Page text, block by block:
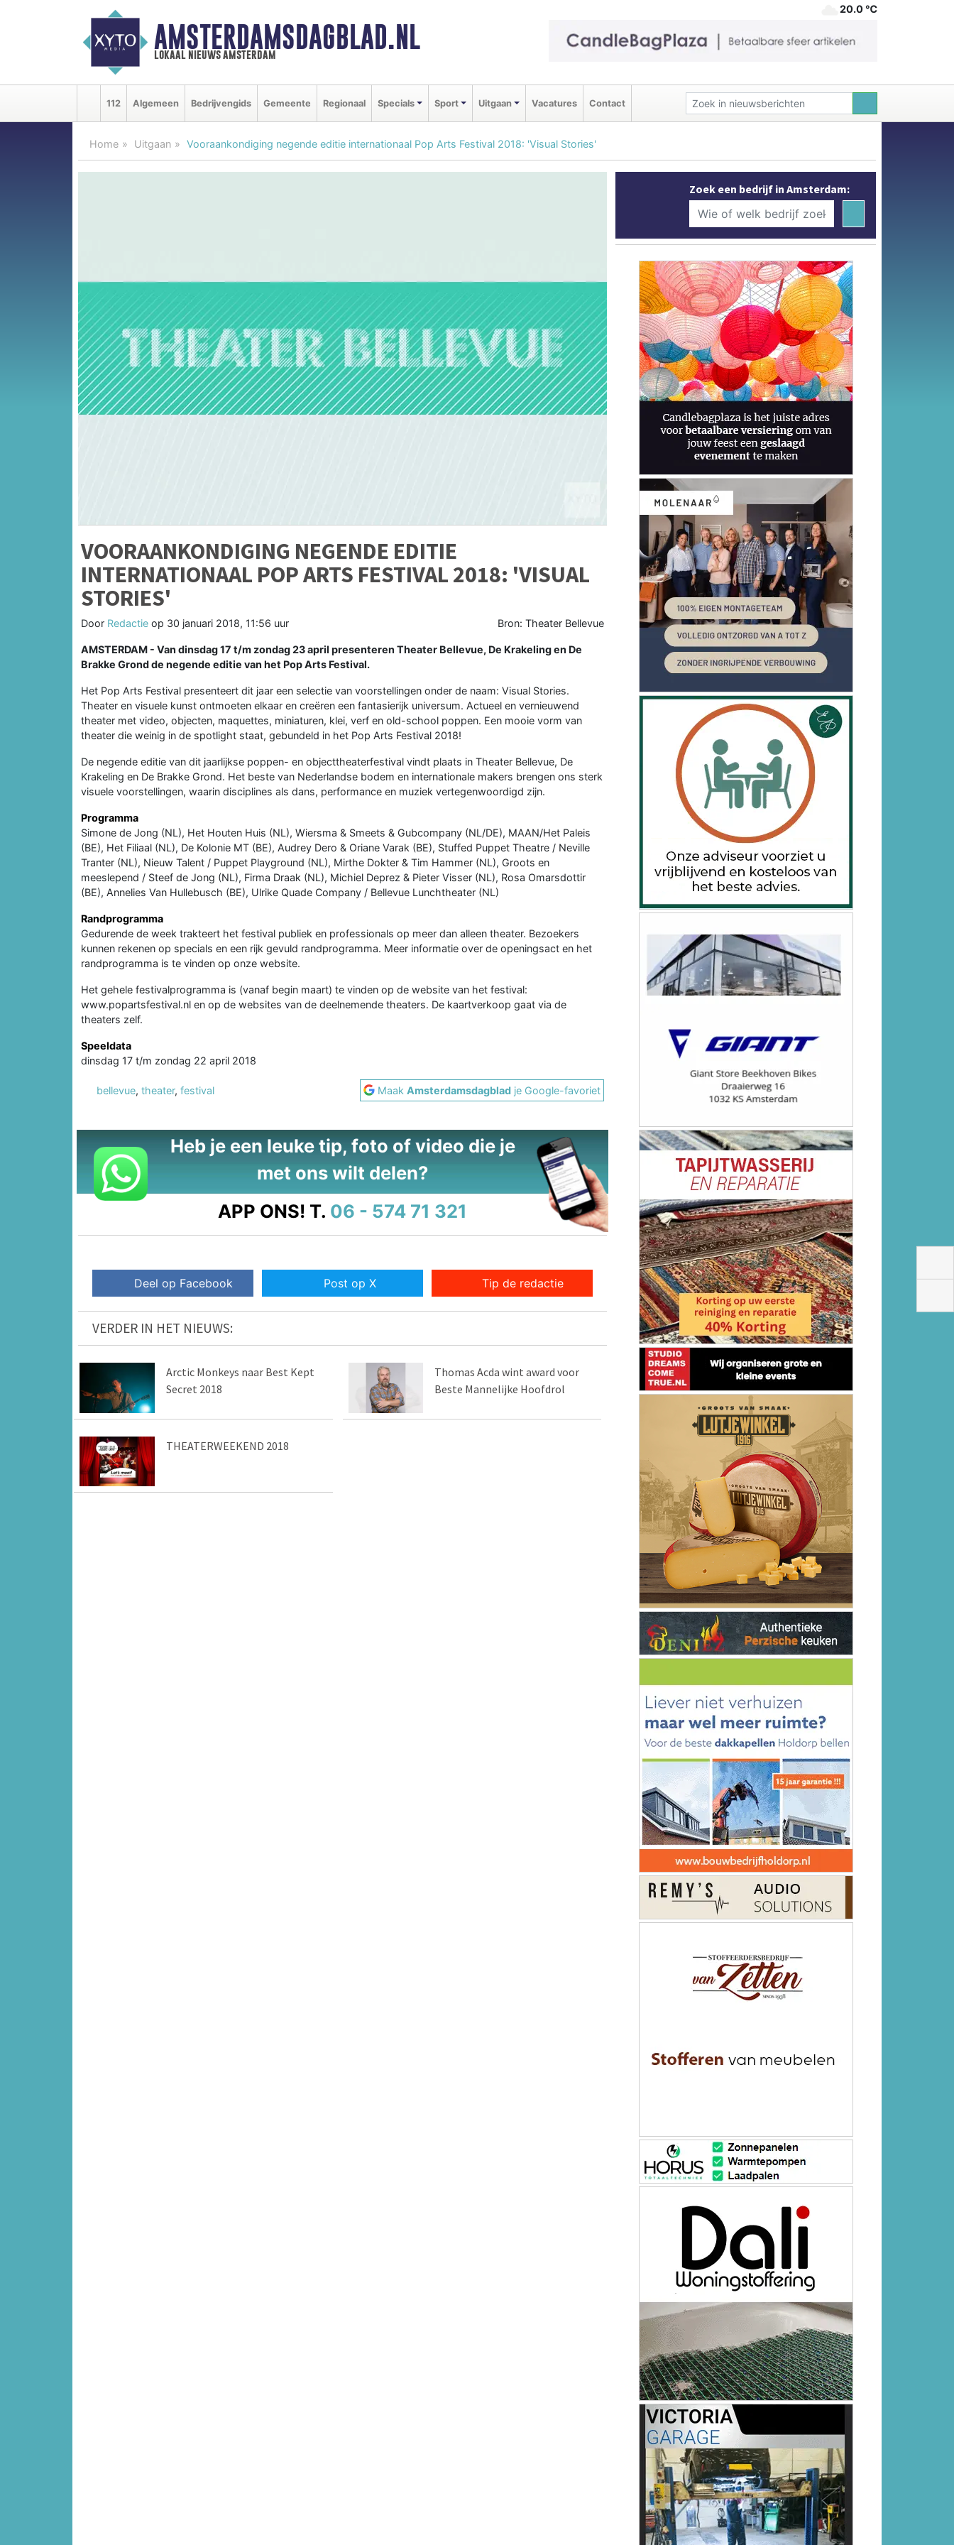
AMSTERDAMSDAGBLAD.NL
lokaal nieuws amsterdam
20.0 ℃
112 Algemeen Bedrijvengids Gemeente Regionaal Specials Sport Uitgaan Vacatures Contact
Home Uitgaan Vooraankondiging negende editie internationaal Pop Arts Festival 2018: 'Visual Stories'
VOORAANKONDIGING NEGENDE EDITIE
INTERNATIONAAL POP ARTS FESTIVAL 2018: 'VISUAL
STORIES'
Door Redactie op 30 januari 2018, 11:56 uur Bron: Theater Bellevue
AMSTERDAM - Van dinsdag 17 t/m zondag 23 april presenteren Theater Bellevue, De Krakeling en De
Brakke Grond de negende editie van het Pop Arts Festival.
Het Pop Arts Festival presenteert dit jaar een selectie van voorstellingen onder de naam: Visual Stories.
Theater en visuele kunst ontmoeten elkaar en creëren een fantasierijk universum. Actueel en vernieuwend
theater met video, objecten, maquettes, miniaturen, klei, verf en old-school poppen. Een mooie vorm van
theater die weinig in de spotlight staat, gebundeld in het Pop Arts Festival 2018!
De negende editie van dit jaarlijkse poppen- en objecttheaterfestival vindt plaats in Theater Bellevue, De
Krakeling en De Brakke Grond. Het beste van Nederlandse bodem en internationale makers brengen ons sterk
visuele voorstellingen, waarin disciplines als dans, performance en muziek vertegenwoordigd zijn.
Programma
Simone de Jong (NL), Het Houten Huis (NL), Wiersma & Smeets & Gubcompany (NL/DE), MAAN/Het Paleis
(BE), Het Filiaal (NL), De Kolonie MT (BE), Audrey Dero & Oriane Varak (BE), Stuffed Puppet Theatre / Neville
Tranter (NL), Nieuw Talent / Puppet Playground (NL), Mirthe Dokter & Tim Hammer (NL), Groots en
meeslepend / Steef de Jong (NL), Firma Draak (NL), Michiel Deprez & Pieter Visser (NL), Rosa Omarsdottir
(BE), Annelies Van Hullebusch (BE), Ulrike Quade Company / Bellevue Lunchtheater (NL)
Randprogramma
Gedurende de week trakteert het festival publiek en professionals op meer dan alleen theater. Bezoekers
kunnen rekenen op specials en een rijk gevuld randprogramma. Meer informatie over de openingsact en het
randprogramma is te vinden op onze website.
Het gehele festivalprogramma is (vanaf begin maart) te vinden op de website van het festival:
www.popartsfestival.nl en op de websites van de deelnemende theaters. De kaartverkoop gaat via de
theaters zelf.
Speeldata
dinsdag 17 t/m zondag 22 april 2018
bellevue, theater, festival MaakAmsterdamsdagblad je Google-favoriet
Heb je een leuke tip, foto of video die je
met ons wilt delen?
APP ONS! T. 06 - 574 71 321
Deel op Facebook Post op X Tip de redactie
VERDER IN HET NIEUWS:
Arctic Monkeys naar Best Kept
Secret 2018
Thomas Acda wint award voor
Beste Mannelijke Hoofdrol
THEATERWEEKEND 2018
Zoek een bedrijf in Amsterdam: